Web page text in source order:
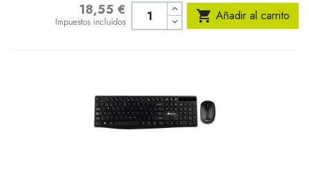
Precio18,55 €
Impuestos incluidos  Añadir al carrito